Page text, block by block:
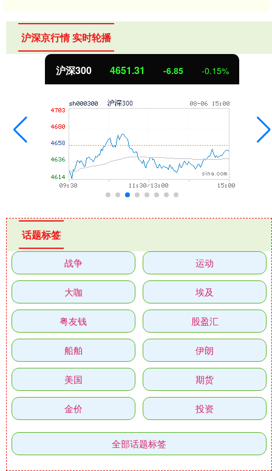
沪深京行情 实时轮播
沪深300 4651.31 -6.85 -0.15%
话题标签
战争 运动
大咖 埃及
粤友钱 股盈汇
船舶 伊朗
美国 期货
金价 投资
全部话题标签